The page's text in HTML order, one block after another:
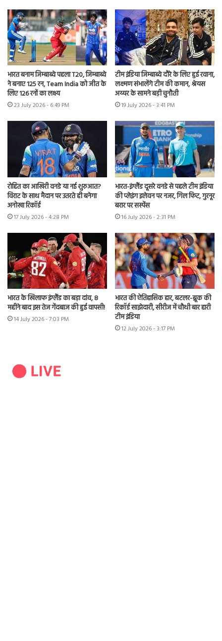
भारत बनाम जिम्बाब्वे पहला T20, जिम्बाब्वे
ने बनाए 125 रन, Team India को जीत के
लिए 126 रनों का लक्ष्य
23 July 2026 - 6:49 PM
टीम इंडिया जिम्बाब्वे दौरे के लिए हुई रवाना,
लक्ष्मण संभालेंगे टीम की कमान, श्रेयस
अय्यर के सामने बड़ी चुनौती
19 July 2026 - 3:41 PM
रोहित का आखिरी वनडे या नई शुरुआत?
विराट के साथ मैदान पर उतरते ही बनेगा
अनोखा रिकॉर्ड
17 July 2026 - 4:28 PM
भारत-इंग्लैंड दूसरे वनडे से पहले टीम इंडिया
की प्लेइंग इलेवन पर नजर, गिल फिट, गुरनूर
बरार पर सस्पेंस
16 July 2026 - 2:31 PM
भारत के खिलाफ इंग्लैंड का बड़ा दांव, 8
महीने बाद इस तेज गेंदबाज की हुई वापसी!
14 July 2026 - 7:03 PM
भारत की ऐतिहासिक हार, बटलर-ब्रूक की
रिकॉर्ड साझेदारी, सीरीज में चौथी बार हारी
टीम इंडिया
12 July 2026 - 3:17 PM